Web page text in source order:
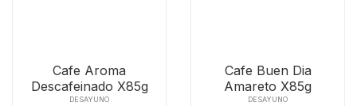
Cafe Aroma
Descafeinado X85g
DESAYUNO
Cafe Buen Dia
Amareto X85g
DESAYUNO